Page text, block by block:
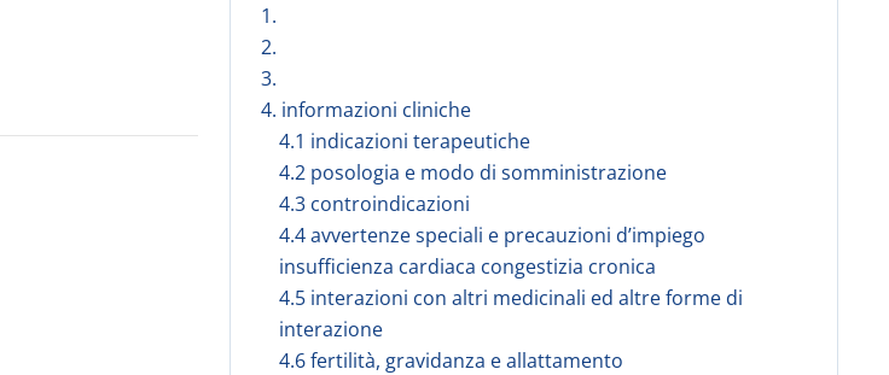
1.
2.
3.
4. informazioni cliniche
4.1 indicazioni terapeutiche
4.2 posologia e modo di somministrazione
4.3 controindicazioni
4.4 avvertenze speciali e precauzioni d’impiego
insufficienza cardiaca congestizia cronica
4.5 interazioni con altri medicinali ed altre forme di
interazione
4.6 fertilità, gravidanza e allattamento